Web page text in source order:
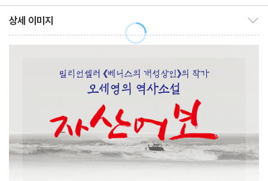
의 이야기 등이 그것이다. 또 옥패의 친구인 이국영과 허회영의 결혼
을 앞두고 죽은 줄만 알고 있던 고상운(이국영의 남편)이 살아돌아
기 등은 남성우위 및 봉건제 신분 사회의 한계와 특성을 담담하게 그
리고 있다. 한편 서원의 동주(원장)가 서민들이 공부하던 사촌서당
의 맥을 끊기 위해 약전과 최종문(약전의 제자)을 배척하고 고사시
키려 했던 모습은 조정의 비호 아래 외딴섬에서도 무소불위의 권력
을 휘둘렀던 서원의 행태와 조개껍질 속으로만 숨으려 했던 조선후
기 보수 지배계층의 단순무지함이 결국 근대사회 우리 국운을 몰아
상세 이미지